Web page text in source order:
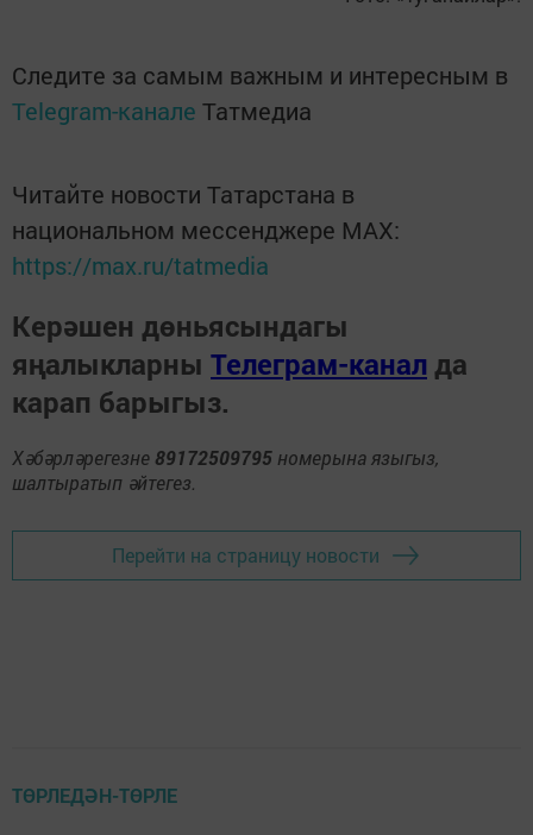
Следите за самым важным и интересным в
Telegram-канале Татмедиа
Читайте новости Татарстана в
национальном мессенджере MАХ:
https://max.ru/tatmedia
Керәшен дөньясындагы
яңалыкларны Телеграм-канал да
карап барыгыз.
Хәбәрләрегезне 89172509795 номерына языгыз,
шалтыратып әйтегез.
Перейти на страницу новости
ТӨРЛЕДӘН-ТӨРЛЕ